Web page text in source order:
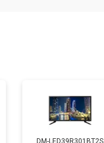
от 2600 ₽
DM-LED39R301BT2S